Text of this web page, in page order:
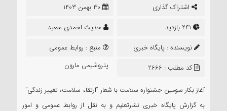
اشتراک گذاری
30 بهمن 1403
حدیث احمدی سعید
نویسنده : پایگاه خبری
نشر تعلیم
منبع : روابط عمومی
پتروشیمی مارون
کد مطلب : 2666
آغاز بکار سومین جشنواره سلامت با شعار “ارتقاء سلامت، تغییر زندگی”
به گزارش پایگاه خبری نشرتعلیم و به نقل از روابط عمومی و امور